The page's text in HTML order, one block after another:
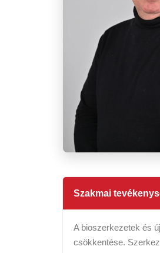
Szakmai
A bioszerkezetek és
csökkentése.